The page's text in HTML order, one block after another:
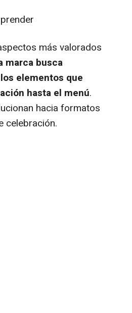
más valorados
marca busca
elementos que
hasta el menú.
hacia formatos
celebración.